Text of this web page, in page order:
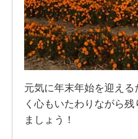
元気に年末年始を迎え
く心もいたわりながら
ましょう！